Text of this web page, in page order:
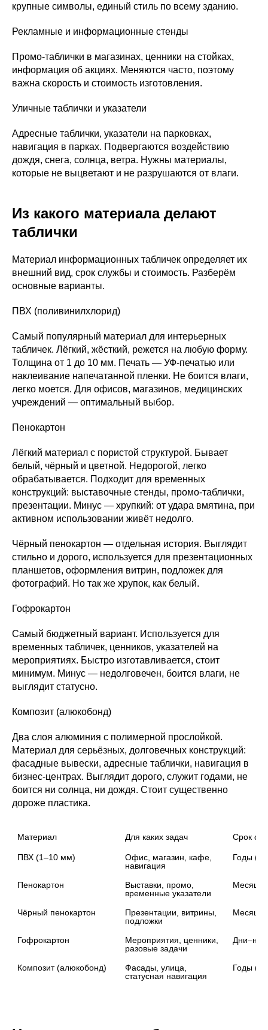
крупные символы, единый стиль по всему зданию.
Рекламные и информационные стенды
Промо-таблички в магазинах, ценники на стойках,
информация об акциях. Меняются часто, поэтому
важна скорость и стоимость изготовления.
Уличные таблички и указатели
Адресные таблички, указатели на парковках,
навигация в парках. Подвергаются воздействию
дождя, снега, солнца, ветра. Нужны материалы,
которые не выцветают и не разрушаются от влаги.
Из какого материала делают
таблички
Материал информационных табличек определяет их
внешний вид, срок службы и стоимость. Разберём
основные варианты.
ПВХ (поливинилхлорид)
Самый популярный материал для интерьерных
табличек. Лёгкий, жёсткий, режется на любую форму.
Толщина от 1 до 10 мм. Печать — УФ-печатью или
наклеивание напечатанной пленки. Не боится влаги,
легко моется. Для офисов, магазинов, медицинских
учреждений — оптимальный выбор.
Пенокартон
Лёгкий материал с пористой структурой. Бывает
белый, чёрный и цветной. Недорогой, легко
обрабатывается. Подходит для временных
конструкций: выставочные стенды, промо-таблички,
презентации. Минус — хрупкий: от удара вмятина, при
активном использовании живёт недолго.
Чёрный пенокартон — отдельная история. Выглядит
стильно и дорого, используется для презентационных
планшетов, оформления витрин, подложек для
фотографий. Но так же хрупок, как белый.
Гофрокартон
Самый бюджетный вариант. Используется для
временных табличек, ценников, указателей на
мероприятиях. Быстро изготавливается, стоит
минимум. Минус — недолговечен, боится влаги, не
выглядит статусно.
Композит (алюкобонд)
Два слоя алюминия с полимерной прослойкой.
Материал для серьёзных, долговечных конструкций:
фасадные вывески, адресные таблички, навигация в
бизнес-центрах. Выглядит дорого, служит годами, не
боится ни солнца, ни дождя. Стоит существенно
дороже пластика.
Материал Для каких задач Срок
ПВХ (1–10 мм)
Офис, магазин, кафе,
навигация
Годы (в
Пенокартон
Выставки, промо,
временные указатели
Месяцы
Чёрный пенокартон
Презентации, витрины,
подложки
Месяцы
Гофрокартон
Мероприятия, ценники,
разовые задачи
Композит (алюкобонд)
Фасады, улица,
статусная навигация
Годы